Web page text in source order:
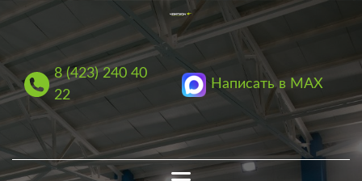
8 (423) 240 40
22
Написать в MAX